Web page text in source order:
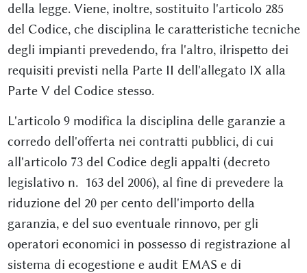
della legge. Viene, inoltre, sostituito l'articolo 285
del Codice, che disciplina le caratteristiche tecniche
degli impianti prevedendo, fra l'altro, ilrispetto dei
requisiti previsti nella Parte II dell'allegato IX alla
Parte V del Codice stesso.
L'articolo 9 modifica la disciplina delle garanzie a
corredo dell'offerta nei contratti pubblici, di cui
all'articolo 73 del Codice degli appalti (decreto
legislativo n. 163 del 2006), al fine di prevedere la
riduzione del 20 per cento dell'importo della
garanzia, e del suo eventuale rinnovo, per gli
operatori economici in possesso di registrazione al
sistema di ecogestione e audit EMAS e di